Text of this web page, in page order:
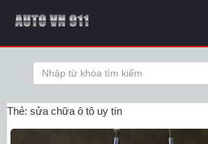
Thẻ: sửa chữa ô tô uy tín